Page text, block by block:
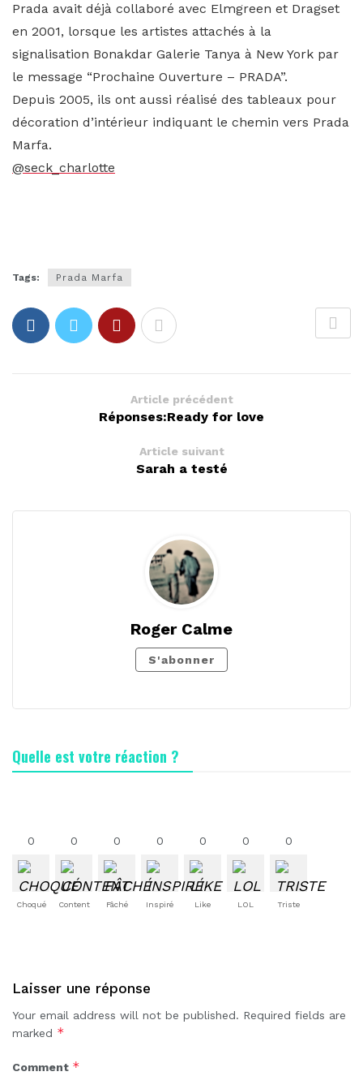
Prada avait déjà collaboré avec Elmgreen et Dragset
en 2001, lorsque les artistes attachés à la
signalisation Bonakdar Galerie Tanya à New York par
le message “Prochaine Ouverture – PRADA”.
Depuis 2005, ils ont aussi réalisé des tableaux pour
décoration d’intérieur indiquant le chemin vers Prada
Marfa.
@seck_charlotte
Tags: Prada Marfa
Article précédent
Réponses:Ready for love
Article suivant
Sarah a testé
Roger Calme
S'abonner
Quelle est votre réaction ?
0
Choqué
0
Content
0
Fâché
0
Inspiré
0
Like
0
LOL
0
Triste
Laisser une réponse
Your email address will not be published. Required fields are
marked *
Comment *